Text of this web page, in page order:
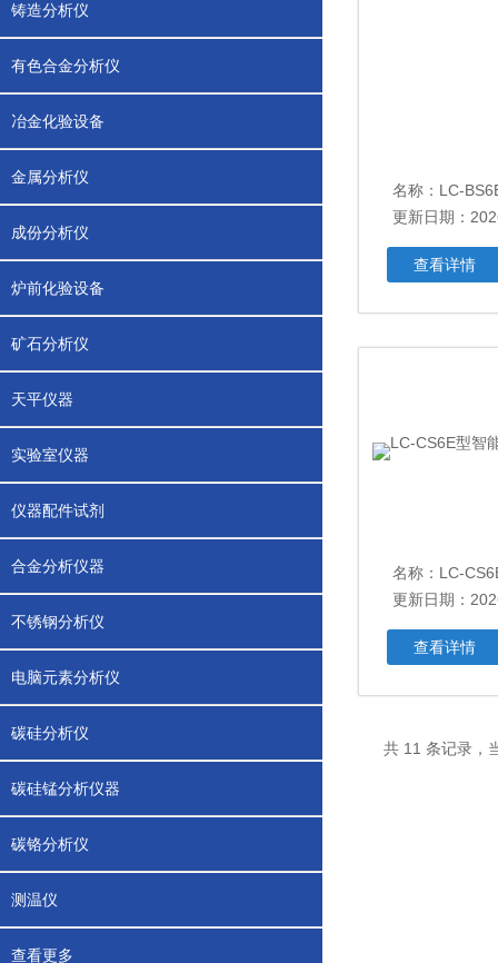
铸造分析仪
有色合金分析仪
冶金化验设备
金属分析仪
成份分析仪
炉前化验设备
矿石分析仪
天平仪器
实验室仪器
仪器配件试剂
合金分析仪器
不锈钢分析仪
电脑元素分析仪
碳硅分析仪
碳硅锰分析仪器
碳铬分析仪
测温仪
查看更多
更新日期：
查看详情
更新日期：
查看详情
共 11 条记录